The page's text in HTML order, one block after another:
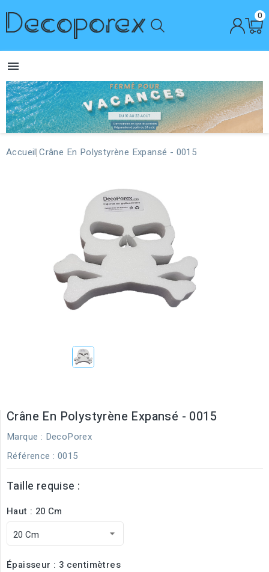
0

Accueil Crâne En Polystyrène Expansé - 0015
Crâne En Polystyrène Expansé - 0015
Marque : DecoPorex
Référence : 0015
Taille requise :
Haut : 20 Cm
Épaisseur : 3 centimètres